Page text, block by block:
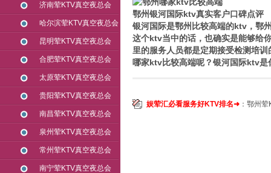
济南荤KTV真空夜总会
哈尔滨荤KTV真空夜总会
昆明荤KTV真空夜总会
合肥荤KTV真空夜总会
太原荤KTV真空夜总会
贵阳荤KTV真空夜总会
南昌荤KTV真空夜总会
泉州荤KTV真空夜总会
常州荤KTV真空夜总会
南宁荤KTV真空夜总会
鄂州银河国际ktv真实客户口碑点评
银河国际是鄂州比较高端的ktv，鄂
这个ktv当中的话，也确实是能够给
里的服务人员都是定期接受检测培
哪家ktv比较高端呢？银河国际ktv是
娱荤汇必看服务好KTV排名➜ ： 鄂州荤